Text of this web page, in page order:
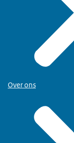
Over ons